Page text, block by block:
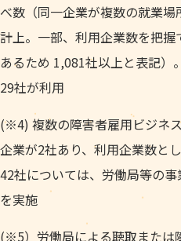
べ数（同一企業が複数の就業
計上。一部、利用企業数を把
あるため 1,081社以上と表記）
29社が利用
(※4) 複数の障害者雇用ビジネ
企業が2社あり、利用企業数と
42社については、労働局等の
を実施
(※5）労働局による聴取または